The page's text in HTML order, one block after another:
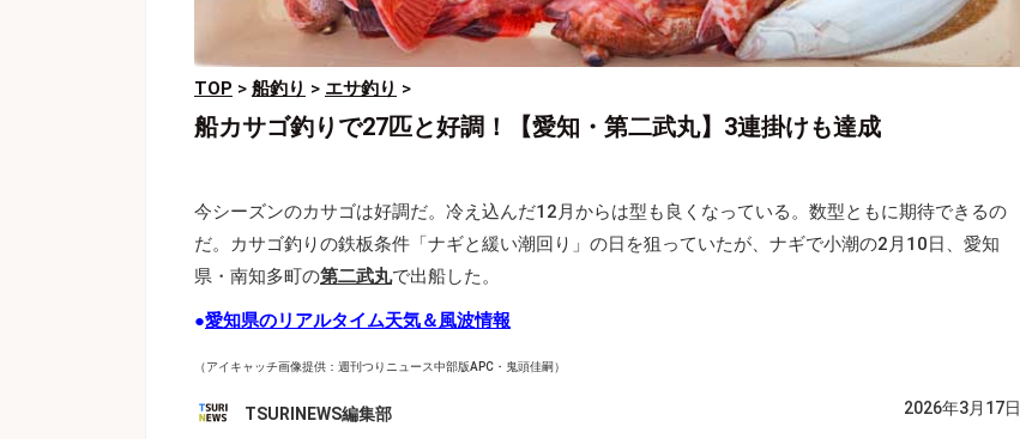
TOP > 船釣り > エサ釣り >
船カサゴ釣りで27匹と好調！【愛知・第二武丸】3連掛けも達成
今シーズンのカサゴは好調だ。冷え込んだ12月からは型も良くなっている。数型ともに期待できるの
だ。カサゴ釣りの鉄板条件「ナギと緩い潮回り」の日を狙っていたが、ナギで小潮の2月10日、愛知
県・南知多町の第二武丸で出船した。
●愛知県のリアルタイム天気＆風波情報
（アイキャッチ画像提供：週刊つりニュース中部版APC・鬼頭佳嗣）
TSURINEWS編集部 2026年3月17日